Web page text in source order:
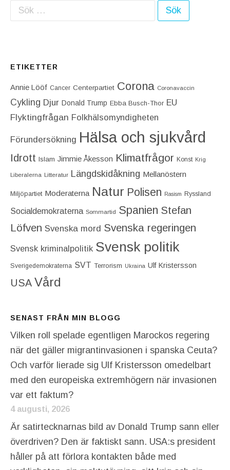
Sök efter:
ETIKETTER
Annie Lööf Cancer Centerpartiet‎ Corona Coronavaccin
Cykling Djur Donald Trump Ebba Busch-Thor EU
Flyktingfrågan Folkhälsomyndigheten
Förundersökning Hälsa och sjukvård
Idrott Islam Jimmie Åkesson Klimatfrågor Konst Krig
Liberalerna Litteratur Längdskidåkning Mellanöstern
Miljöpartiet Moderaterna Natur Polisen Rasism Ryssland
Socialdemokraterna Sommartid Spanien Stefan
Löfven Svenska mord Svenska regeringen
Svensk kriminalpolitik Svensk politik
Sverigedemokraterna SVT Terrorism Ukraina Ulf Kristersson
USA Vård
SENAST FRÅN MIN BLOGG
Vilken roll spelade egentligen Marockos regering
när det gäller migrantinvasionen i spanska Ceuta?
Och varför lierade sig Ulf Kristersson omedelbart
med den europeiska extremhögern när invasionen
var ett faktum?
4 augusti, 2026
Är satirtecknarnas bild av Donald Trump sann eller
överdriven? Den är faktiskt sann. USA:s president
håller på att förlora kontakten både med